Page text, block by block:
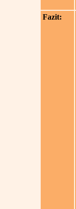
Fazit: